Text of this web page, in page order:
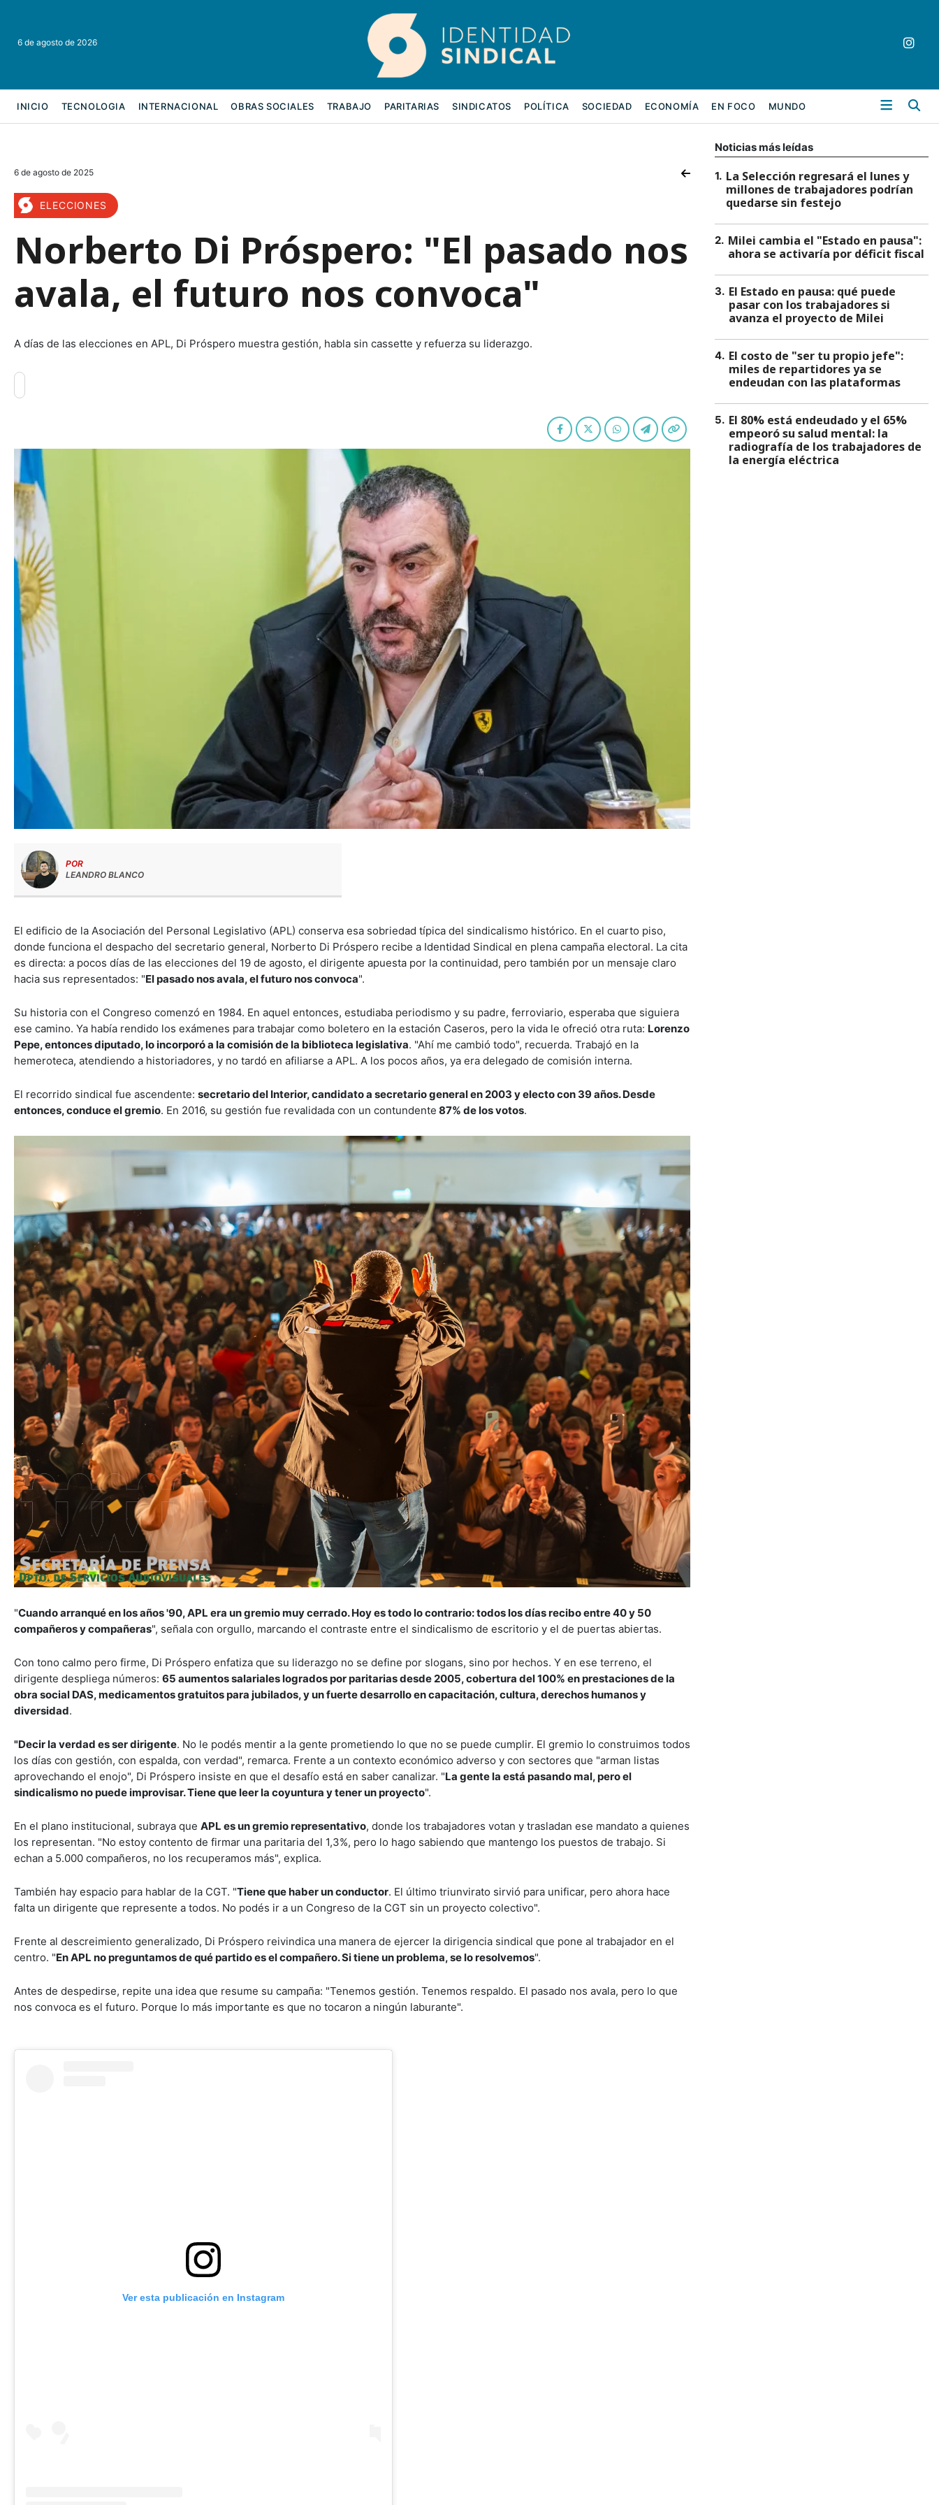
6 de agosto de 2026
INICIO TECNOLOGIA INTERNACIONAL OBRAS SOCIALES TRABAJO PARITARIAS SINDICATOS POLÍTICA SOCIEDAD ECONOMÍA EN FOCO MUNDO
6 de agosto de 2025
ELECCIONES
Norberto Di Próspero: "El pasado nos
avala, el futuro nos convoca"
A días de las elecciones en APL, Di Próspero muestra gestión, habla sin cassette y refuerza su liderazgo.
POR
LEANDRO BLANCO
El edificio de la Asociación del Personal Legislativo (APL) conserva esa sobriedad típica del sindicalismo histórico. En el cuarto piso,
donde funciona el despacho del secretario general, Norberto Di Próspero recibe a Identidad Sindical en plena campaña electoral. La cita
es directa: a pocos días de las elecciones del 19 de agosto, el dirigente apuesta por la continuidad, pero también por un mensaje claro
hacia sus representados: "El pasado nos avala, el futuro nos convoca".
Su historia con el Congreso comenzó en 1984. En aquel entonces, estudiaba periodismo y su padre, ferroviario, esperaba que siguiera
ese camino. Ya había rendido los exámenes para trabajar como boletero en la estación Caseros, pero la vida le ofreció otra ruta: Lorenzo
Pepe, entonces diputado, lo incorporó a la comisión de la biblioteca legislativa. "Ahí me cambió todo", recuerda. Trabajó en la
hemeroteca, atendiendo a historiadores, y no tardó en afiliarse a APL. A los pocos años, ya era delegado de comisión interna.
El recorrido sindical fue ascendente: secretario del Interior, candidato a secretario general en 2003 y electo con 39 años. Desde
entonces, conduce el gremio. En 2016, su gestión fue revalidada con un contundente 87% de los votos.
"Cuando arranqué en los años '90, APL era un gremio muy cerrado. Hoy es todo lo contrario: todos los días recibo entre 40 y 50
compañeros y compañeras", señala con orgullo, marcando el contraste entre el sindicalismo de escritorio y el de puertas abiertas.
Con tono calmo pero firme, Di Próspero enfatiza que su liderazgo no se define por slogans, sino por hechos. Y en ese terreno, el
dirigente despliega números: 65 aumentos salariales logrados por paritarias desde 2005, cobertura del 100% en prestaciones de la
obra social DAS, medicamentos gratuitos para jubilados, y un fuerte desarrollo en capacitación, cultura, derechos humanos y
diversidad.
"Decir la verdad es ser dirigente. No le podés mentir a la gente prometiendo lo que no se puede cumplir. El gremio lo construimos todos
los días con gestión, con espalda, con verdad", remarca. Frente a un contexto económico adverso y con sectores que "arman listas
aprovechando el enojo", Di Próspero insiste en que el desafío está en saber canalizar. "La gente la está pasando mal, pero el
sindicalismo no puede improvisar. Tiene que leer la coyuntura y tener un proyecto".
En el plano institucional, subraya que APL es un gremio representativo, donde los trabajadores votan y trasladan ese mandato a quienes
los representan. "No estoy contento de firmar una paritaria del 1,3%, pero lo hago sabiendo que mantengo los puestos de trabajo. Si
echan a 5.000 compañeros, no los recuperamos más", explica.
También hay espacio para hablar de la CGT. "Tiene que haber un conductor. El último triunvirato sirvió para unificar, pero ahora hace
falta un dirigente que represente a todos. No podés ir a un Congreso de la CGT sin un proyecto colectivo".
Frente al descreimiento generalizado, Di Próspero reivindica una manera de ejercer la dirigencia sindical que pone al trabajador en el
centro. "En APL no preguntamos de qué partido es el compañero. Si tiene un problema, se lo resolvemos".
Antes de despedirse, repite una idea que resume su campaña: "Tenemos gestión. Tenemos respaldo. El pasado nos avala, pero lo que
nos convoca es el futuro. Porque lo más importante es que no tocaron a ningún laburante".
Ver esta publicación en Instagram
Noticias más leídas
1. La Selección regresará el lunes y
millones de trabajadores podrían
quedarse sin festejo
2. Milei cambia el "Estado en pausa":
ahora se activaría por déficit fiscal
3. El Estado en pausa: qué puede
pasar con los trabajadores si
avanza el proyecto de Milei
4. El costo de "ser tu propio jefe":
miles de repartidores ya se
endeudan con las plataformas
5. El 80% está endeudado y el 65%
empeoró su salud mental: la
radiografía de los trabajadores de
la energía eléctrica